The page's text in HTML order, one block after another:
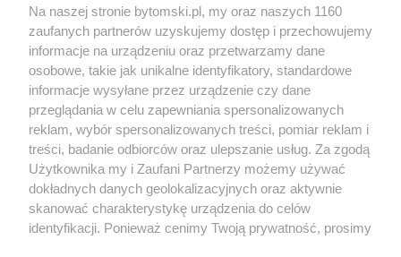
Bytomiu po remoncie. Są już pierwsi lokatorzy
1 / 10
DSC6902 kopia
Kamienice przy ul. Katowickiej w Bytomiu
wyremontowane. Są już pierwsi lokatorzy. Budynki
pamiętają kawał historii miasta, a dzięki środkom
Wydawca mediów lokalnych
Nie zapomnij
zapoznać się z:
polityką prywatności regulamin korzystania z portali
Twojemiasto
Piekary Śląskie
Chorzów
Tarnowskie Góry
Skontakuj sięz nami
Kontakt
Wydawca
Pogoda
Na naszej stronie bytomski.pl, my oraz naszych 1160
zaufanych partnerów uzyskujemy dostęp i przechowujemy
informacje na urządzeniu oraz przetwarzamy dane
osobowe, takie jak unikalne identyfikatory, standardowe
informacje wysyłane przez urządzenie czy dane
przeglądania w celu zapewniania spersonalizowanych
reklam, wybór spersonalizowanych treści, pomiar reklam i
treści, badanie odbiorców oraz ulepszanie usług. Za zgodą
Użytkownika my i Zaufani Partnerzy możemy używać
dokładnych danych geolokalizacyjnych oraz aktywnie
skanować charakterystykę urządzenia do celów
identyfikacji. Ponieważ cenimy Twoją prywatność, prosimy